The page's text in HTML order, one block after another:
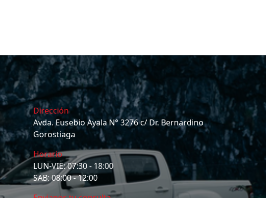
Dirección
Avda. Eusebio Ayala N° 3276 c/ Dr. Bernardino
Gorostiaga
Horario
LUN-VIE: 07:30 - 18:00
SAB: 08:00 - 12:00